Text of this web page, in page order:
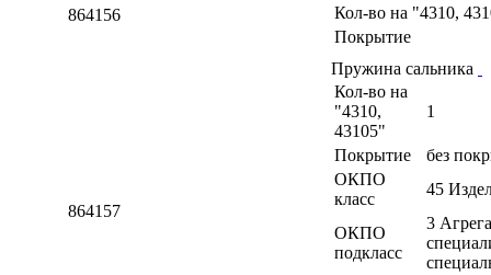
864156
Кол-во на "4310,
Покрытие
864157
Пружина сальника
Кол-во на
"4310,
43105"
1
Покрытие
без
ОКПО
класс
45
ОКПО
подкласс
3